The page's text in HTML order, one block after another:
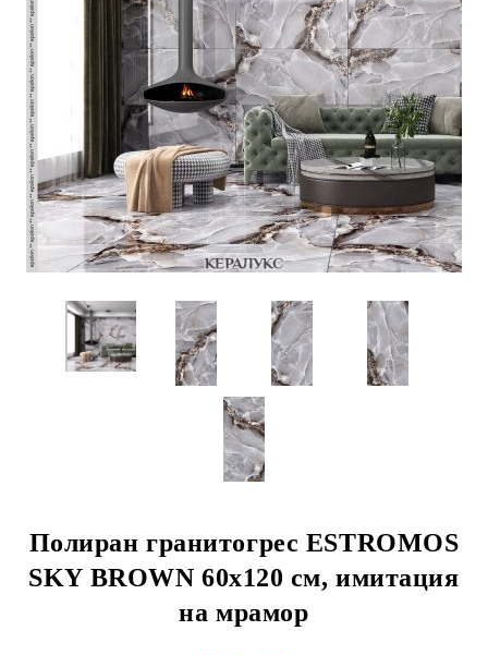
Полиран гранитогрес ESTROMOS
SKY BROWN 60х120 см, имитация
на мрамор